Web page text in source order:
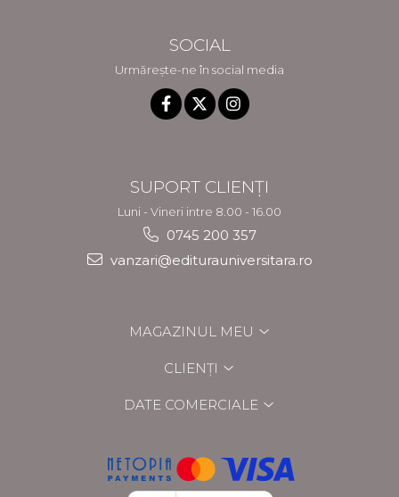
SOCIAL
Urmărește-ne în social media
SUPORT CLIENȚI
Luni - Vineri intre 8.00 - 16.00
0745 200 357
vanzari@editurauniversitara.ro
MAGAZINUL MEU
CLIENȚI
DATE COMERCIALE